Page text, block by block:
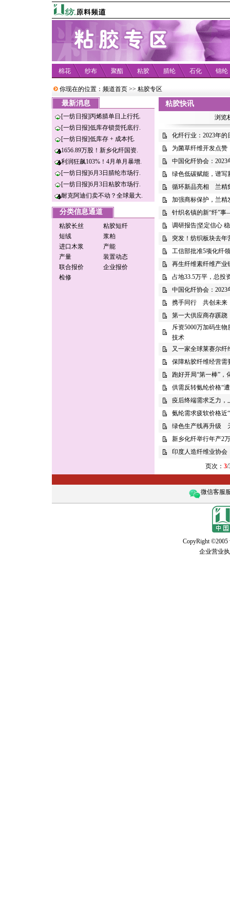
棉花 纱布 聚酯 粘胶 腈纶 石化 锦纶
你现在的位置： 频道首页 >> 粘胶专区
最新消息
[一纺日报]丙烯腈单日上行托.
[一纺日报]低库存锁货托底行.
[一纺日报]低库存 + 成本托.
1656.89万股！新乡化纤国资.
利润狂飙103%！4月单月暴增.
[一纺日报]6月3日腈纶市场行.
[一纺日报]6月3日粘胶市场行.
耐克阿迪们卖不动？全球最大.
分类信息通道
粘胶长丝
粘胶短纤
短绒
浆粕
进口木浆
产能
产量
装置动态
联合报价
企业报价
检修
粘胶快讯
浏览
化纤行业：2023年
为菌草纤维开发点
中国化纤协会：
绿色低碳赋能，谱写
循环新品亮相 兰精
加强商标保护，兰精
针织名镇的新“纤”
调研报告|坚定信心
突发！纺织板块去年
工信部批准5项化纤
再生纤维素纤维产业
占地33.5万平，总投
中国化纤协会：
携手同行 共创未来
第一大供应商存蹊跷
斥资5000万加码生
技术
又一家全球莱赛尔
保障粘胶纤维经营需
跑好开局“第一棒”，
供需反转氨纶价格“
疫后终端需求乏力，
氨纶需求疲软价格
绿色生产线再升级
新乡化纤举行年产2
印度人造纤维业协会
页次： 3/
微信客服
CopyRight ©2005
企业营业